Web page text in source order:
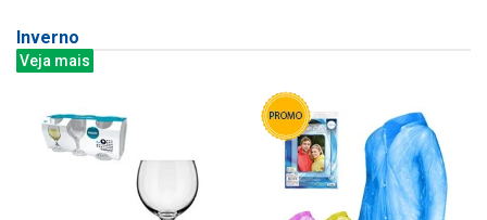
Inverno
Veja mais